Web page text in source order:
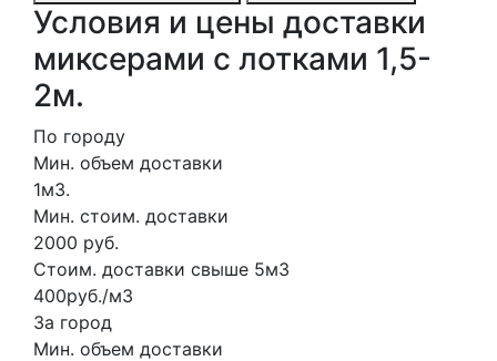
Условия и цены доставки
миксерами с лотками 1,5-
2м.
По городу
Мин. объем доставки
1м3.
Мин. стоим. доставки
2000 руб.
Стоим. доставки свыше 5м3
400руб./м3
За город
Мин. объем доставки